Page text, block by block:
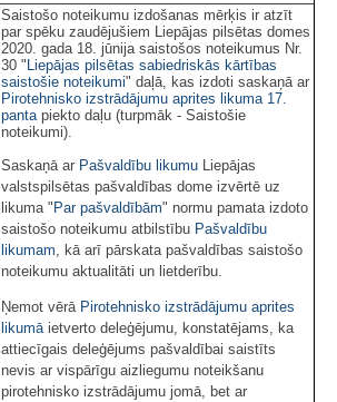
Saistošo noteikumu izdošanas mērķis ir atzīt
par spēku zaudējušiem Liepājas pilsētas domes
2020. gada 18. jūnija saistošos noteikumus Nr.
30 " Liepājas pilsētas sabiedriskās kārtības
saistošie noteikumi" daļā, kas izdoti saskaņā ar
Pirotehnisko izstrādājumu aprites likuma 17.
panta piekto daļu (turpmāk - Saistošie
noteikumi).
Saskaņā ar Pašvaldību likumu Liepājas
valstspilsētas pašvaldības dome izvērtē uz
likuma " Par pašvaldībām" normu pamata izdoto
saistošo noteikumu atbilstību Pašvaldību
likumam , kā arī pārskata pašvaldības saistošo
noteikumu aktualitāti un lietderību.
Ņemot vērā Pirotehnisko izstrādājumu aprites
likumā ietverto deleģējumu, konstatējams, ka
attiecīgais deleģējums pašvaldībai saistīts
nevis ar vispārīgu aizliegumu noteikšanu
pirotehnisko izstrādājumu jomā, bet ar